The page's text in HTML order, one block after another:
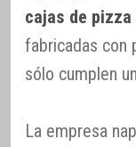
cajas de
fabricadas con
sólo cumplen
La empresa